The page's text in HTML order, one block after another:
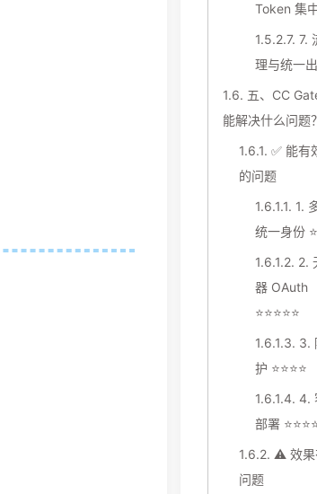
Token 集
1.5.2.7. 7.
理与统一
1.6. 五、CC
能解决什么问题
1.6.1. ✅ 能有
的问题
1.6.1.1. 1.
统一身份
1.6.1.2. 2.
器 OAuth
⭐⭐⭐⭐⭐
1.6.1.3. 3.
护 ⭐⭐⭐⭐
1.6.1.4. 4.
部署
1.6.2. ⚠️ 效果
问题